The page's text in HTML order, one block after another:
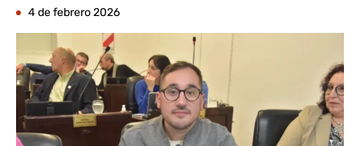
4 de febrero 2026